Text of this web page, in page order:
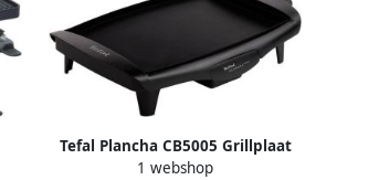
Tefal Plancha CB5005 Grillplaat
35 x 25 cm 4 personen 1800W-
1 webshop